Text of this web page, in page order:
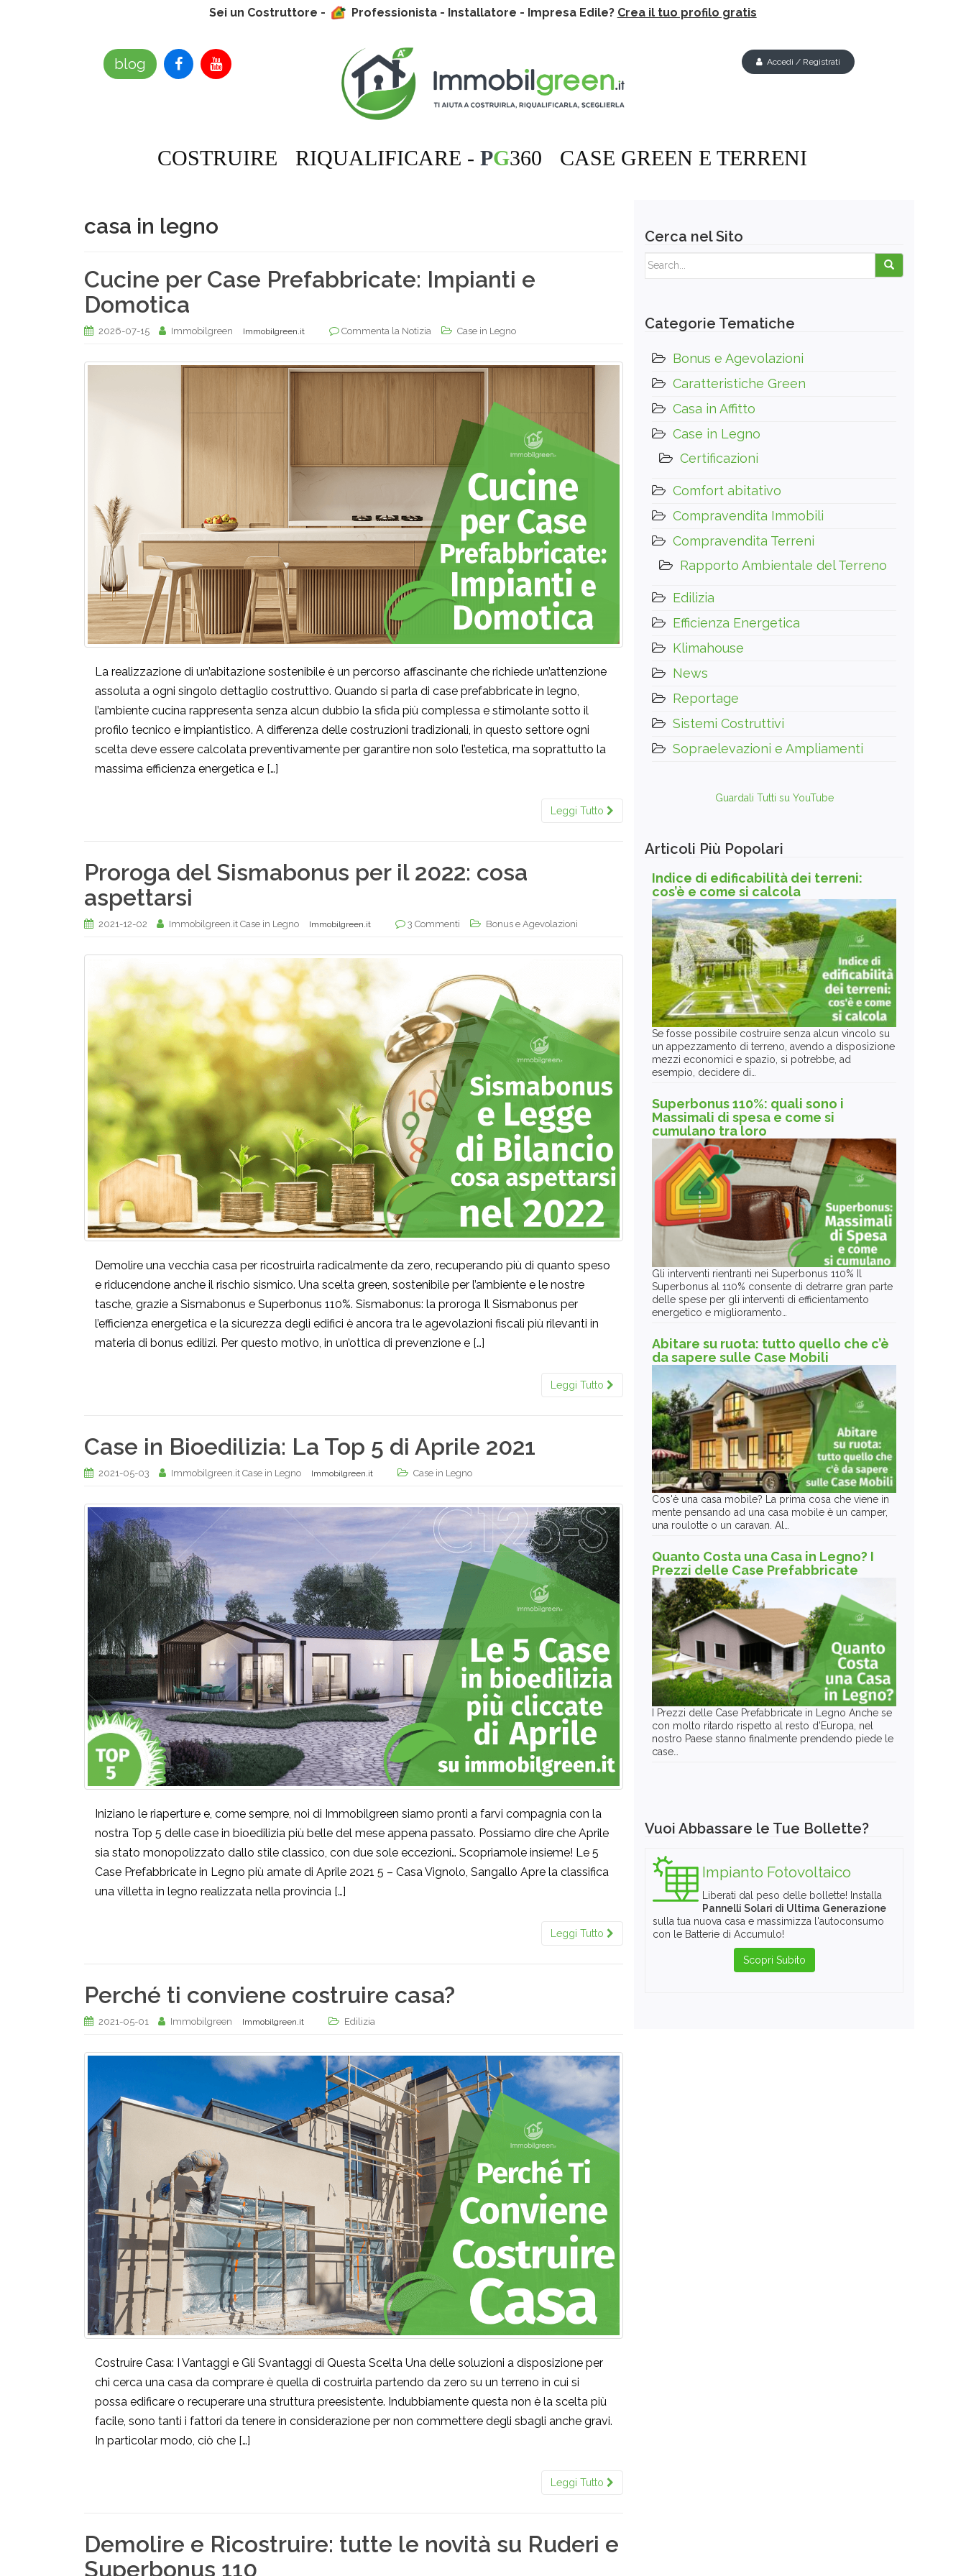
Sei un Costruttore - Professionista - Installatore - Impresa Edile? Crea il tuo profilo gratis
blog Accedi / Registrati
COSTRUIRE RIQUALIFICARE - PG360 CASE GREEN E TERRENI
casa in legno
Cucine per Case Prefabbricate: Impianti e
Domotica
2026-07-15 Immobilgreen Immobilgreen.it Commenta la Notizia Case in Legno
La realizzazione di un’abitazione sostenibile è un percorso affascinante che richiede un’attenzione
assoluta a ogni singolo dettaglio costruttivo. Quando si parla di case prefabbricate in legno,
l’ambiente cucina rappresenta senza alcun dubbio la sfida più complessa e stimolante sotto il
profilo tecnico e impiantistico. A differenza delle costruzioni tradizionali, in questo settore ogni
scelta deve essere calcolata preventivamente per garantire non solo l’estetica, ma soprattutto la
massima efficienza energetica e […]
Leggi Tutto
Proroga del Sismabonus per il 2022: cosa
aspettarsi
2021-12-02 Immobilgreen.it Case in Legno Immobilgreen.it 3 Commenti Bonus e Agevolazioni
Demolire una vecchia casa per ricostruirla radicalmente da zero, recuperando più di quanto speso
e riducendone anche il rischio sismico. Una scelta green, sostenibile per l’ambiente e le nostre
tasche, grazie a Sismabonus e Superbonus 110%. Sismabonus: la proroga Il Sismabonus per
l’efficienza energetica e la sicurezza degli edifici è ancora tra le agevolazioni fiscali più rilevanti in
materia di bonus edilizi. Per questo motivo, in un’ottica di prevenzione e […]
Leggi Tutto
Case in Bioedilizia: La Top 5 di Aprile 2021
2021-05-03 Immobilgreen.it Case in Legno Immobilgreen.it Case in Legno
Iniziano le riaperture e, come sempre, noi di Immobilgreen siamo pronti a farvi compagnia con la
nostra Top 5 delle case in bioedilizia più belle del mese appena passato. Possiamo dire che Aprile
sia stato monopolizzato dallo stile classico, con due sole eccezioni… Scopriamole insieme! Le 5
Case Prefabbricate in Legno più amate di Aprile 2021 5 – Casa Vignolo, Sangallo Apre la classifica
una villetta in legno realizzata nella provincia […]
Leggi Tutto
Perché ti conviene costruire casa?
2021-05-01 Immobilgreen Immobilgreen.it Edilizia
Costruire Casa: I Vantaggi e Gli Svantaggi di Questa Scelta Una delle soluzioni a disposizione per
chi cerca una casa da comprare è quella di costruirla partendo da zero su un terreno in cui si
possa edificare o recuperare una struttura preesistente. Indubbiamente questa non è la scelta più
facile, sono tanti i fattori da tenere in considerazione per non commettere degli sbagli anche gravi.
In particolar modo, ciò che […]
Leggi Tutto
Demolire e Ricostruire: tutte le novità su Ruderi e
Superbonus 110
Cerca nel Sito
Search for:
Categorie Tematiche
Bonus e Agevolazioni
Caratteristiche Green
Casa in Affitto
Case in Legno
Certificazioni
Comfort abitativo
Compravendita Immobili
Compravendita Terreni
Rapporto Ambientale del Terreno
Edilizia
Efficienza Energetica
Klimahouse
News
Reportage
Sistemi Costruttivi
Sopraelevazioni e Ampliamenti
Guardali Tutti su YouTube
Articoli Più Popolari
Indice di edificabilità dei terreni:
cos’è e come si calcola
Se fosse possibile costruire senza alcun vincolo su
un appezzamento di terreno, avendo a disposizione
mezzi economici e spazio, si potrebbe, ad
esempio, decidere di…
Superbonus 110%: quali sono i
Massimali di spesa e come si
cumulano tra loro
Gli interventi rientranti nei Superbonus 110% Il
Superbonus al 110% consente di detrarre gran parte
delle spese per gli interventi di efficientamento
energetico e miglioramento…
Abitare su ruota: tutto quello che c’è
da sapere sulle Case Mobili
Cos'è una casa mobile? La prima cosa che viene in
mente pensando ad una casa mobile è un camper,
una roulotte o un caravan. Al…
Quanto Costa una Casa in Legno? I
Prezzi delle Case Prefabbricate
I Prezzi delle Case Prefabbricate in Legno Anche se
con molto ritardo rispetto al resto d'Europa, nel
nostro Paese stanno finalmente prendendo piede le
case…
Vuoi Abbassare le Tue Bollette?
Impianto Fotovoltaico
Liberati dal peso delle bollette! Installa
Pannelli Solari di Ultima Generazione
sulla tua nuova casa e massimizza l'autoconsumo
con le Batterie di Accumulo!
Scopri Subito